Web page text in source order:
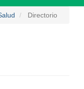
Directorio